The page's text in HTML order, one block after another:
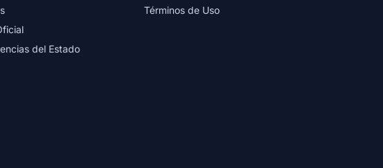
del Estado
Términos de Uso